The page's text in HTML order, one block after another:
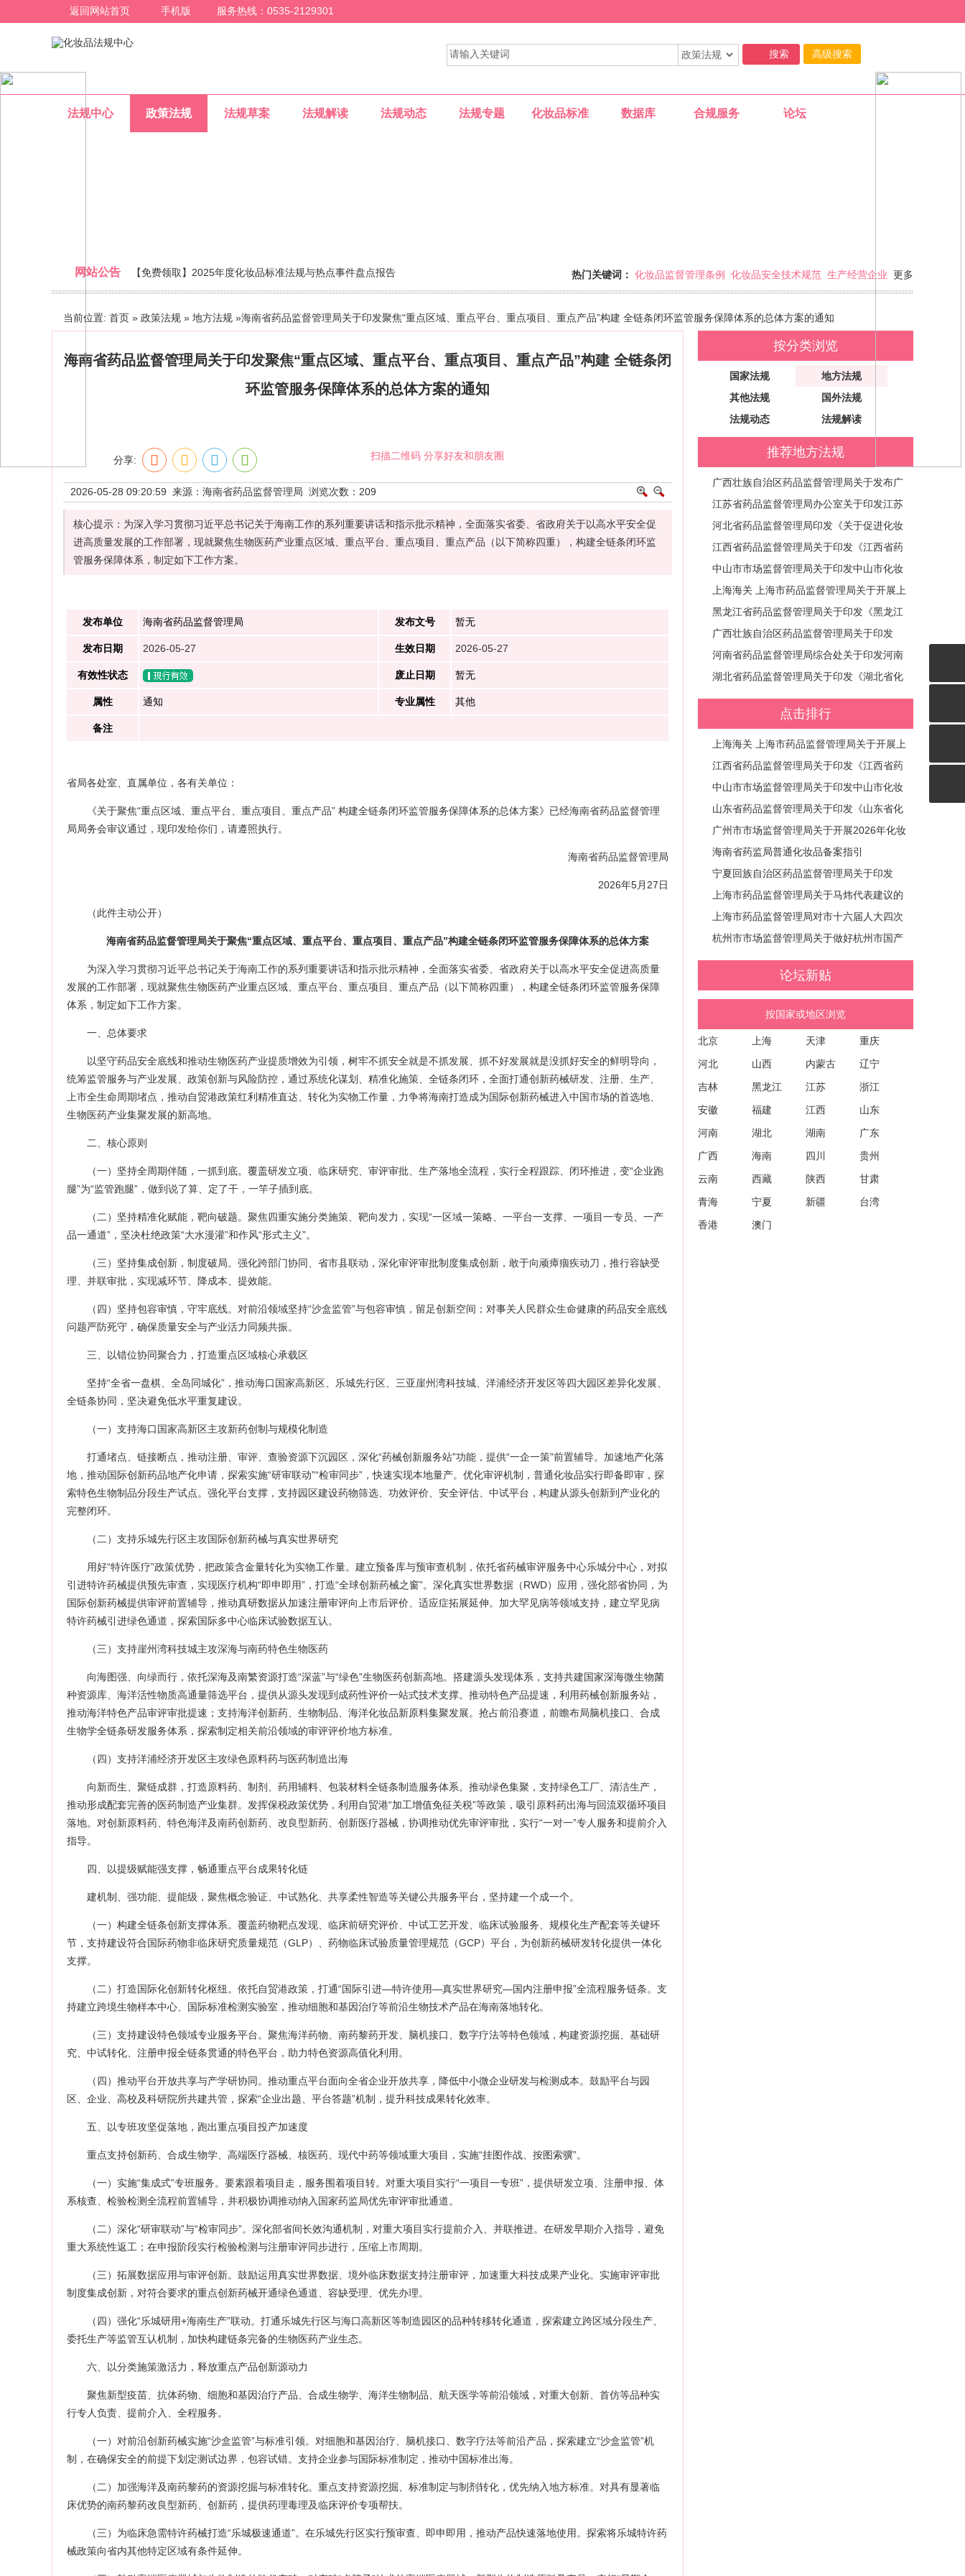
返回网站首页 手机版 服务热线：0535-2129301
高级搜索
法规中心 政策法规 法规草案 法规解读 法规动态 法规专题 化妆品标准 数据库 合规服务 论坛
网站公告 02-25
【免费领取】2025年度化妆品标准法规与热点事件盘点报告 热门关键词： 化妆品监督管理条例 化妆品安全技术规范 生产经营企业 更多
当前位置: 首页 » 政策法规 » 地方法规 »海南省药品监督管理局关于印发聚焦“重点区域、重点平台、重点项目、重点产品”构建 全链条闭环监管服务保障体系的总体方案的通知
海南省药品监督管理局关于印发聚焦“重点区域、重点平台、重点项目、重点产品”构建 全链条闭
环监管服务保障体系的总体方案的通知
分享: 扫描二维码 分享好友和朋友圈
2026-05-28 09:20:59 来源： 海南省药品监督管理局 浏览次数： 209
核心提示：为深入学习贯彻习近平总书记关于海南工作的系列重要讲话和指示批示精神，全面落实省委、省政府关于以高水平安全促
进高质量发展的工作部署，现就聚焦生物医药产业重点区域、重点平台、重点项目、重点产品（以下简称四重），构建全链条闭环监
管服务保障体系，制定如下工作方案。
发布单位 海南省药品监督管理局 发布文号 暂无
发布日期 2026-05-27 生效日期 2026-05-27
有效性状态 废止日期 暂无
属性 通知 专业属性 其他
备注
省局各处室、直属单位，各有关单位：
《关于聚焦“重点区域、重点平台、重点项目、重点产品” 构建全链条闭环监管服务保障体系的总体方案》已经海南省药品监督管理
局局务会审议通过，现印发给你们，请遵照执行。
海南省药品监督管理局
2026年5月27日
（此件主动公开）
海南省药品监督管理局关于聚焦“重点区域、重点平台、重点项目、重点产品”构建全链条闭环监管服务保障体系的总体方案
为深入学习贯彻习近平总书记关于海南工作的系列重要讲话和指示批示精神，全面落实省委、省政府关于以高水平安全促进高质量
发展的工作部署，现就聚焦生物医药产业重点区域、重点平台、重点项目、重点产品（以下简称四重），构建全链条闭环监管服务保障
体系，制定如下工作方案。
一、总体要求
以坚守药品安全底线和推动生物医药产业提质增效为引领，树牢不抓安全就是不抓发展、抓不好发展就是没抓好安全的鲜明导向，
统筹监管服务与产业发展、政策创新与风险防控，通过系统化谋划、精准化施策、全链条闭环，全面打通创新药械研发、注册、生产、
上市全生命周期堵点，推动自贸港政策红利精准直达、转化为实物工作量，力争将海南打造成为国际创新药械进入中国市场的首选地、
生物医药产业集聚发展的新高地。
二、核心原则
（一）坚持全周期伴随，一抓到底。覆盖研发立项、临床研究、审评审批、生产落地全流程，实行全程跟踪、闭环推进，变“企业跑
腿”为“监管跑腿”，做到说了算、定了干，一竿子插到底。
（二）坚持精准化赋能，靶向破题。聚焦四重实施分类施策、靶向发力，实现“一区域一策略、一平台一支撑、一项目一专员、一产
品一通道”，坚决杜绝政策“大水漫灌”和作风“形式主义”。
（三）坚持集成创新，制度破局。强化跨部门协同、省市县联动，深化审评审批制度集成创新，敢于向顽瘴痼疾动刀，推行容缺受
理、并联审批，实现减环节、降成本、提效能。
（四）坚持包容审慎，守牢底线。对前沿领域坚持“沙盒监管”与包容审慎，留足创新空间；对事关人民群众生命健康的药品安全底线
问题严防死守，确保质量安全与产业活力同频共振。
三、以错位协同聚合力，打造重点区域核心承载区
坚持“全省一盘棋、全岛同城化”，推动海口国家高新区、乐城先行区、三亚崖州湾科技城、洋浦经济开发区等四大园区差异化发展、
全链条协同，坚决避免低水平重复建设。
（一）支持海口国家高新区主攻新药创制与规模化制造
打通堵点、链接断点，推动注册、审评、查验资源下沉园区，深化“药械创新服务站”功能，提供“一企一策”前置辅导。加速地产化落
地，推动国际创新药品地产化申请，探索实施“研审联动”“检审同步”，快速实现本地量产。优化审评机制，普通化妆品实行即备即审，探
索特色生物制品分段生产试点。强化平台支撑，支持园区建设药物筛选、功效评价、安全评估、中试平台，构建从源头创新到产业化的
完整闭环。
（二）支持乐城先行区主攻国际创新药械与真实世界研究
用好“特许医疗”政策优势，把政策含金量转化为实物工作量。建立预备库与预审查机制，依托省药械审评服务中心乐城分中心，对拟
引进特许药械提供预先审查，实现医疗机构“即申即用”，打造“全球创新药械之窗”。深化真实世界数据（RWD）应用，强化部省协同，为
国际创新药械提供审评前置辅导，推动真研数据从加速注册审评向上市后评价、适应症拓展延伸。加大罕见病等领域支持，建立罕见病
特许药械引进绿色通道，探索国际多中心临床试验数据互认。
（三）支持崖州湾科技城主攻深海与南药特色生物医药
向海图强、向绿而行，依托深海及南繁资源打造“深蓝”与“绿色”生物医药创新高地。搭建源头发现体系，支持共建国家深海微生物菌
种资源库、海洋活性物质高通量筛选平台，提供从源头发现到成药性评价一站式技术支撑。推动特色产品提速，利用药械创新服务站，
推动海洋特色产品审评审批提速；支持海洋创新药、生物制品、海洋化妆品新原料集聚发展。抢占前沿赛道，前瞻布局脑机接口、合成
生物学全链条研发服务体系，探索制定相关前沿领域的审评评价地方标准。
（四）支持洋浦经济开发区主攻绿色原料药与医药制造出海
向新而生、聚链成群，打造原料药、制剂、药用辅料、包装材料全链条制造服务体系。推动绿色集聚，支持绿色工厂、清洁生产，
推动形成配套完善的医药制造产业集群。发挥保税政策优势，利用自贸港“加工增值免征关税”等政策，吸引原料药出海与回流双循环项目
落地。对创新原料药、特色海洋及南药创新药、改良型新药、创新医疗器械，协调推动优先审评审批，实行“一对一”专人服务和提前介入
指导。
四、以提级赋能强支撑，畅通重点平台成果转化链
建机制、强功能、提能级，聚焦概念验证、中试熟化、共享柔性智造等关键公共服务平台，坚持建一个成一个。
（一）构建全链条创新支撑体系。覆盖药物靶点发现、临床前研究评价、中试工艺开发、临床试验服务、规模化生产配套等关键环
节，支持建设符合国际药物非临床研究质量规范（GLP）、药物临床试验质量管理规范（GCP）平台，为创新药械研发转化提供一体化
支撑。
（二）打造国际化创新转化枢纽。依托自贸港政策，打通“国际引进—特许使用—真实世界研究—国内注册申报”全流程服务链条。支
持建立跨境生物样本中心、国际标准检测实验室，推动细胞和基因治疗等前沿生物技术产品在海南落地转化。
（三）支持建设特色领域专业服务平台。聚焦海洋药物、南药黎药开发、脑机接口、数字疗法等特色领域，构建资源挖掘、基础研
究、中试转化、注册申报全链条贯通的特色平台，助力特色资源高值化利用。
（四）推动平台开放共享与产学研协同。推动重点平台面向全省企业开放共享，降低中小微企业研发与检测成本。鼓励平台与园
区、企业、高校及科研院所共建共管，探索“企业出题、平台答题”机制，提升科技成果转化效率。
五、以专班攻坚促落地，跑出重点项目投产加速度
重点支持创新药、合成生物学、高端医疗器械、核医药、现代中药等领域重大项目，实施“挂图作战、按图索骥”。
（一）实施“集成式”专班服务。要素跟着项目走，服务围着项目转。对重大项目实行“一项目一专班”，提供研发立项、注册申报、体
系核查、检验检测全流程前置辅导，并积极协调推动纳入国家药监局优先审评审批通道。
（二）深化“研审联动”与“检审同步”。深化部省间长效沟通机制，对重大项目实行提前介入、并联推进。在研发早期介入指导，避免
重大系统性返工；在申报阶段实行检验检测与注册审评同步进行，压缩上市周期。
（三）拓展数据应用与审评创新。鼓励运用真实世界数据、境外临床数据支持注册审评，加速重大科技成果产业化。实施审评审批
制度集成创新，对符合要求的重点创新药械开通绿色通道、容缺受理、优先办理。
（四）强化“乐城研用+海南生产”联动。打通乐城先行区与海口高新区等制造园区的品种转移转化通道，探索建立跨区域分段生产、
委托生产等监管互认机制，加快构建链条完备的生物医药产业生态。
六、以分类施策激活力，释放重点产品创新源动力
聚焦新型疫苗、抗体药物、细胞和基因治疗产品、合成生物学、海洋生物制品、航天医学等前沿领域，对重大创新、首仿等品种实
行专人负责、提前介入、全程服务。
（一）对前沿创新药械实施“沙盒监管”与标准引领。对细胞和基因治疗、脑机接口、数字疗法等前沿产品，探索建立“沙盒监管”机
制，在确保安全的前提下划定测试边界，包容试错。支持企业参与国际标准制定，推动中国标准出海。
（二）加强海洋及南药黎药的资源挖掘与标准转化。重点支持资源挖掘、标准制定与制剂转化，优先纳入地方标准。对具有显著临
床优势的南药黎药改良型新药、创新药，提供药理毒理及临床评价专项帮扶。
（三）为临床急需特许药械打造“乐城极速通道”。在乐城先行区实行预审查、即申即用，推动产品快速落地使用。探索将乐城特许药
械政策向省内其他特定区域有条件延伸。
按分类浏览
国家法规
地方法规
其他法规
国外法规
法规动态
法规解读
推荐地方法规
广西壮族自治区药品监督管理局关于发布广
西壮族自治区药械妆监管相对人主体责任清
单的通告 (通告〔2026〕21号)
江苏省药品监督管理局办公室关于印发江苏
省化妆品生产质量管理三年提升行动方案的
通知 (苏药监办妆〔2026〕42号)
河北省药品监督管理局印发《关于促进化妆
品产业高质量发展的若干措施》的通知 (冀
药监妆函〔2026〕325号)
江西省药品监督管理局关于印发《江西省药
品监管领域减轻行政处罚和不予行政处罚实
施办法》的通知 (赣药监规〔2026〕5号)
中山市市场监督管理局关于印发中山市化妆
品企业生产质量管理体系提升三年行动方案
（2026—2028年）的通知 (中市监〔202
6〕119号)
上海海关 上海市药品监督管理局关于开展上
海市进口化妆品电子标签试点工作有关事宜
的公告
黑龙江省药品监督管理局关于印发《黑龙江
省药品监督管理局关于支持化妆品产业高质
量发展若干举措》的通知 (黑药监规〔202
6〕2号)
广西壮族自治区药品监督管理局关于印发
《广西壮族自治区药品监管行政处罚裁量基
准》《广西壮族自治区医疗器械监管行政处
罚裁量基准》《广西壮族自治区化妆品监管
行政处罚裁量基准》的通知 (桂药监规〔202
6〕1号)
河南省药品监督管理局综合处关于印发河南
省化妆品企业生产质量管理体系提升三年行
动方案（2026-2028年）的通知 (豫药监综
妆〔2026〕15号)
湖北省药品监督管理局关于印发《湖北省化
妆品生产经营企业质量管理体系提升三年行
动计划实施方案（2026-2028年）》的通知
(鄂药监发〔2026〕1号)
点击排行
上海海关 上海市药品监督管理局关于开展上
海市进口化妆品电子标签试点工作有关事宜
的公告
江西省药品监督管理局关于印发《江西省药
品监管领域减轻行政处罚和不予行政处罚实
施办法》的通知 (赣药监规〔2026〕5号)
中山市市场监督管理局关于印发中山市化妆
品企业生产质量管理体系提升三年行动方案
（2026—2028年）的通知 (中市监〔202
6〕119号)
山东省药品监督管理局关于印发《山东省化
妆品企业生产质量管理体系提升三年行动计
划实施方案》的通知
广州市市场监督管理局关于开展2026年化妆
品生产企业质量管理体系自查工作的通知
海南省药监局普通化妆品备案指引
宁夏回族自治区药品监督管理局关于印发
《宁夏化妆品企业生产质量管理体系提升三
年行动实施方案（2026—2028年）》的通
知
上海市药品监督管理局关于马炜代表建议的
答复|关于以“风险分级+数字赋能”优化进口
化妆品留样制度，减轻企业负担的建议 (沪
药监建议〔2026〕45号)
上海市药品监督管理局对市十六届人大四次
会议第0448号代表建议的答复|关于以标准
与标识创新推动上海“医研共创”化妆品高质
量发展的建议 (沪药监建议〔2026〕53号)
杭州市市场监督管理局关于做好杭州市国产
普通化妆品备案“优审快办”工作的通知
论坛新贴
按国家或地区浏览
北京 上海 天津
重庆
河北
山西 内蒙古
辽宁
吉林
黑龙江 江苏
浙江
安徽
福建 江西
山东
河南
湖北 湖南
广东
广西
海南 四川
贵州
云南
西藏 陕西
甘肃
青海
宁夏 新疆
台湾
香港
澳门